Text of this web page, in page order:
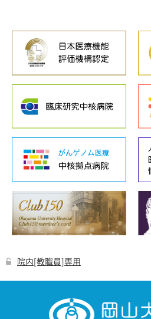
院内[教職員]専用